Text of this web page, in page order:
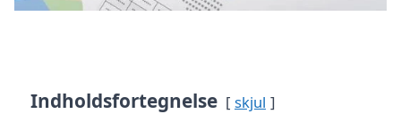
Indholdsfortegnelse skjul